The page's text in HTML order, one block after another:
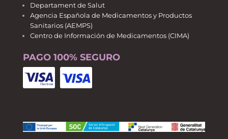
Departament de Salut
Agencia Española de Medicamentos y Productos
Sanitarios (AEMPS)
Centro de Información de Medicamentos (CIMA)
PAGO 100% SEGURO